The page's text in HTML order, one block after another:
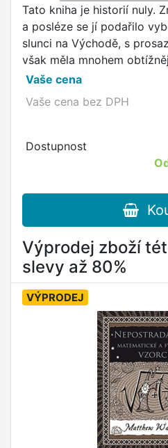
Tato kniha je historií nuly.
a posléze se jí podařilo
slunci na Východě, s
však měla mnohem
Vaše cena
Vaše cena bez DPH
Dostupnost
Výprodej zboží
slevy až 80%
VÝPRODEJ